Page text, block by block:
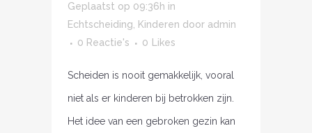
Geplaatst op 09:36h in
Echtscheiding, Kinderen door admin
0 Reactie's
0 Likes
Scheiden is nooit gemakkelijk, vooral
niet als er kinderen bij betrokken zijn.
Het idee van een gebroken gezin kan